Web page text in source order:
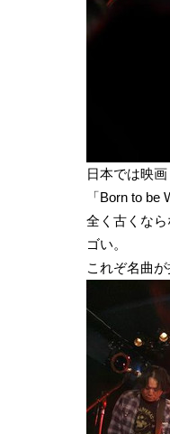
日本では映
「Born to
全く古くな
ゴい。
これぞ名曲